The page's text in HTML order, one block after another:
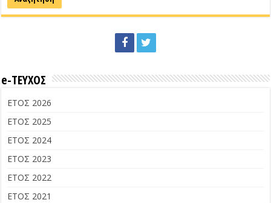
e-ΤΕΥΧΟΣ
ΕΤΟΣ 2026
ΕΤΟΣ 2025
ΕΤΟΣ 2024
ΕΤΟΣ 2023
ΕΤΟΣ 2022
ΕΤΟΣ 2021